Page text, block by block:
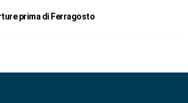
prima di Ferragosto